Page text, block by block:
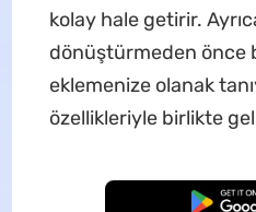
kolay hale getirir.
dönüştürmeden önce
eklemenize olanak
özellikleriyle birlikte
Ücretsiz